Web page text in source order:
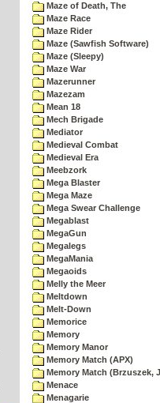
Maze of Death, The
Maze Race
Maze Rider
Maze (Sawfish Software)
Maze (Sleepy)
Maze War
Mazerunner
Mazezam
Mean 18
Mech Brigade
Mediator
Medieval Combat
Medieval Era
Meebzork
Mega Blaster
Mega Maze
Mega Swear Challenge
Megablast
MegaGun
Megalegs
MegaMania
Megaoids
Melly the Meer
Meltdown
Melt-Down
Memorice
Memory
Memory Manor
Memory Match (APX)
Memory Match (Brzuszek,
Menace
Menagarie